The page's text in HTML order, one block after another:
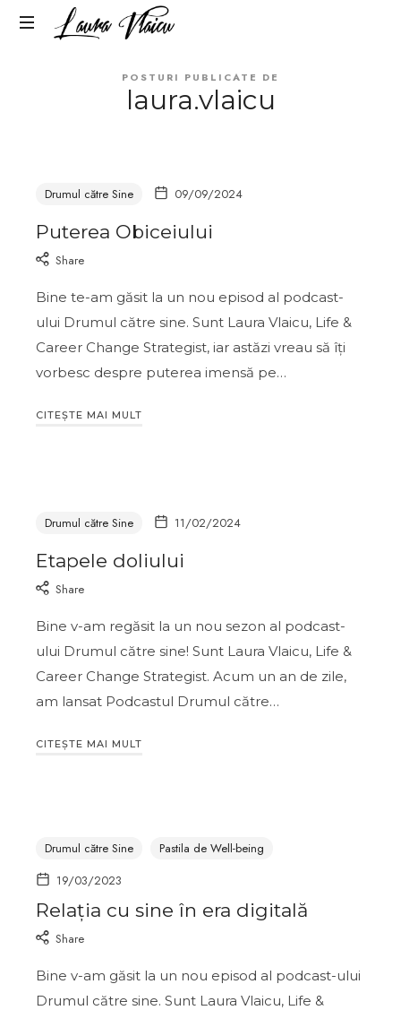
LAURA
POSTURI PUBLICATE DE
laura.vlaicu
Drumul către Sine 09/09/2024
Puterea Obiceiului
Share
Bine te-am găsit la un nou episod al podcast-
ului Drumul către sine. Sunt Laura Vlaicu, Life &
Career Change Strategist, iar astăzi vreau să îți
vorbesc despre puterea imensă pe…
CITEȘTE MAI MULT
Drumul către Sine 11/02/2024
Etapele doliului
Share
Bine v-am regăsit la un nou sezon al podcast-
ului Drumul către sine! Sunt Laura Vlaicu, Life &
Career Change Strategist. Acum un an de zile,
am lansat Podcastul Drumul către…
CITEȘTE MAI MULT
Drumul către Sine
Pastila de Well-being
19/03/2023
Relația cu sine în era digitală
Share
Bine v-am găsit la un nou episod al podcast-ului
Drumul către sine. Sunt Laura Vlaicu, Life &